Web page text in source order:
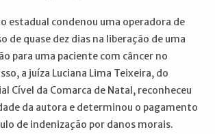
estadual condenou uma operadora de
de quase dez dias na liberação de uma
para uma paciente com câncer no
a juíza Luciana Lima Teixeira, do
Cível da Comarca de Natal, reconheceu
da autora e determinou o pagamento
de indenização por danos morais.